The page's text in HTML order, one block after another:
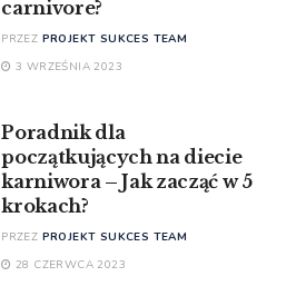
carnivore?
PRZEZ PROJEKT SUKCES TEAM
3 WRZEŚNIA 2023
Poradnik dla
początkujących na diecie
karniwora – Jak zacząć w 5
krokach?
PRZEZ PROJEKT SUKCES TEAM
28 CZERWCA 2023